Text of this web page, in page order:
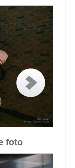
foto